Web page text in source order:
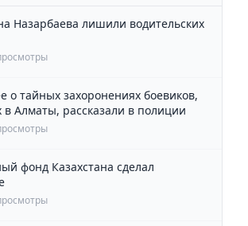
Назарбаева лишили водительских
о тайных захоронениях боевиков,
в Алматы, рассказали в полиции
фонд Казахстана сделал